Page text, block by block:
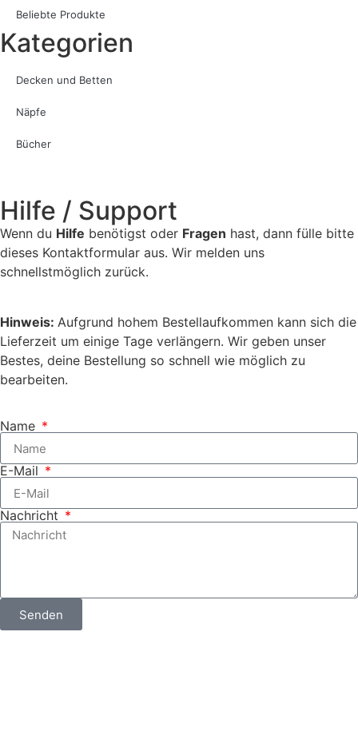
Beliebte Produkte
Kategorien
Decken und Betten
Näpfe
Bücher
Hilfe / Support
Wenn du Hilfe benötigst oder Fragen hast, dann fülle bitte
dieses Kontaktformular aus. Wir melden uns
schnellstmöglich zurück.
Hinweis: Aufgrund hohem Bestellaufkommen kann sich die
Lieferzeit um einige Tage verlängern. Wir geben unser
Bestes, deine Bestellung so schnell wie möglich zu
bearbeiten.
Name
E-Mail
Nachricht
Senden